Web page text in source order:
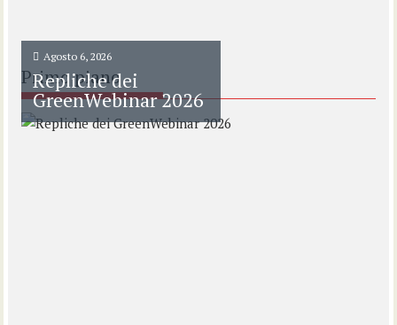
Primo piano
Agosto 6, 2026
Repliche dei
GreenWebinar 2026